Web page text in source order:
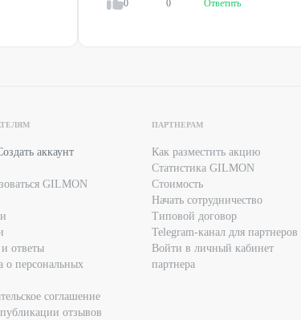
0 0 Ответить
аккаунт
GILMON
ответы
о персональных
соглашение
отзывов
ПАРТНЕРАМ
Как разместить акцию
Статистика GILMON
Стоимость
Начать сотрудничество
Типовой договор
Telegram-канал для партнеров
Войти в личный кабинет
партнера